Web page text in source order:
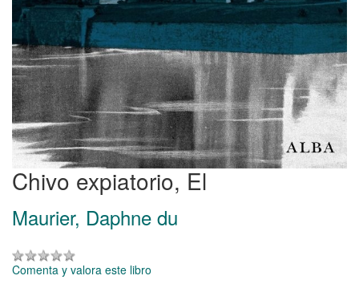
Chivo expiatorio, El
Maurier, Daphne du
Comenta y valora este libro